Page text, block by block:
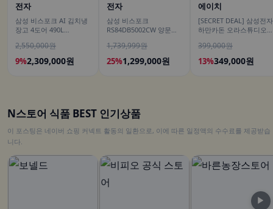
전자
삼성 비스포크 AI 김치냉
장고 4도어 490L
이트 유산균아삭 숙성모
드
2,550,000원
9%2,309,000원
전자
삼성 비스포크
RS84DB5002CW 양문형
1,739,999원
25%1,299,000원
에이치
[SECRET DEAL] 삼성전자
하만카돈 오라스튜디오5
프리미엄 조명
399,000원
13%349,000원
N스토어 식품 BEST 인기상품
이 포스팅은 네이버 쇼핑 커넥트 활동의 일환으로, 이에 따른 일정액의 수수료를 제공받습
니다.
▶